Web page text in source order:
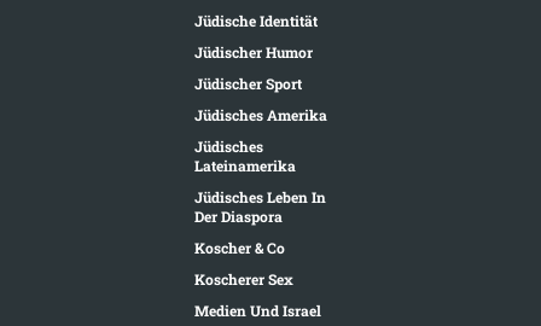
Jüdische Identität
Jüdischer Humor
Jüdischer Sport
Jüdisches Amerika
Jüdisches
Lateinamerika
Jüdisches Leben In
Der Diaspora
Koscher & Co
Koscherer Sex
Medien Und Israel